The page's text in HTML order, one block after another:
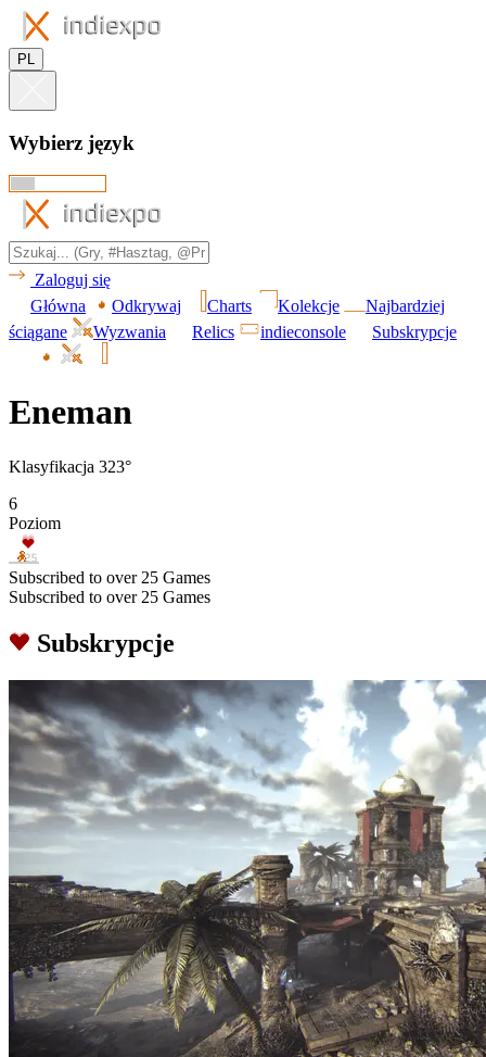
PL
Wybierz język
Zaloguj się
Główna
Odkrywaj Charts Kolekcje
Najbardziej
ściągane
Wyzwania Relics indieconsole Subskrypcje
Eneman
Klasyfikacja 323°
6
Poziom
Subscribed to over 25 Games
Subscribed to over 25 Games
Subskrypcje